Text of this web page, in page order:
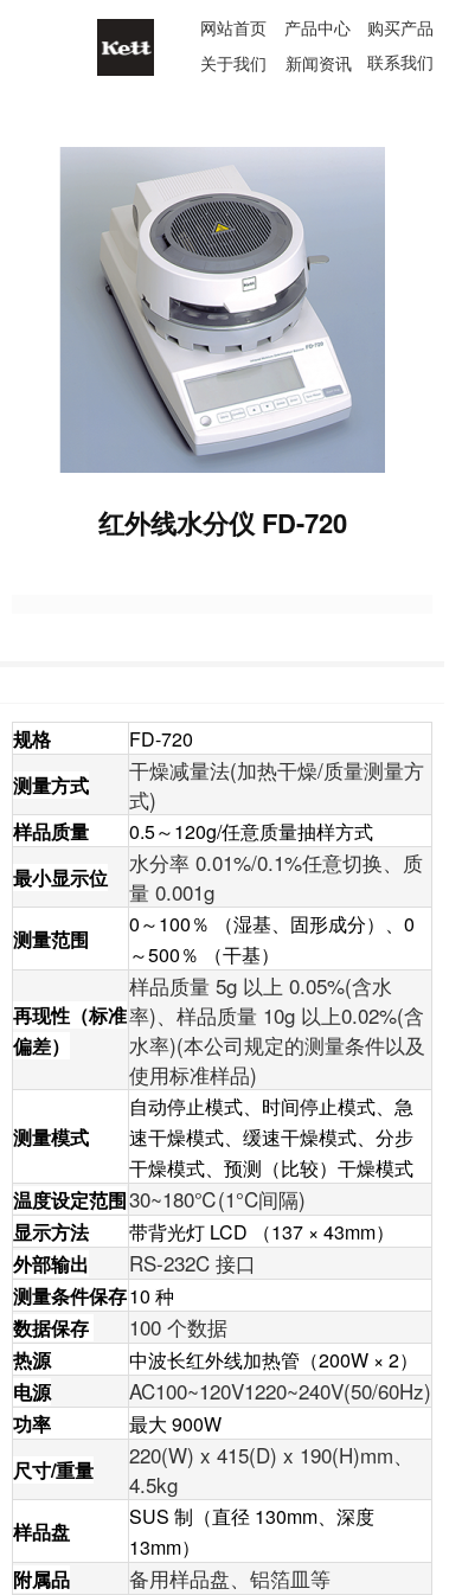
网站首页 产品中心
购买产品
关于我们
新闻资讯 联系我们
红外线水分仪 FD-720
规格
FD-720
测量方式
干燥减量法(加热干燥/质量测量方
式)
样品质量
0.5～120g/任意质量抽样方式
最小显示位
水分率 0.01%/0.1%任意切换、质
量 0.001g
测量范围
0～100％ （湿基、固形成分）、0
～500％ （干基）
再现性（标准
偏差）
样品质量 5g 以上 0.05%(含水
率)、样品质量 10g 以上0.02%(含
水率)(本公司规定的测量条件以及
使用标准样品)
测量模式
自动停止模式、时间停止模式、急
速干燥模式、缓速干燥模式、分步
干燥模式、预测（比较）干燥模式
温度设定范围30~180℃(1°C间隔)
显示方法
带背光灯 LCD （137 × 43mm）
外部输出
RS-232C 接口
测量条件保存10 种
数据保存
100 个数据
热源
中波长红外线加热管（200W × 2）
电源
AC100~120V1220~240V(50/60Hz)
功率
最大 900W
尺寸/重量
220(W) x 415(D) x 190(H)mm、
4.5kg
样品盘
SUS 制（直径 130mm、深度
13mm）
附属品
备用样品盘、铝箔皿等